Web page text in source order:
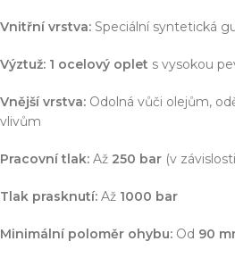
Vnitřní vrstva: Speciální syntetická
Výztuž: 1 ocelový oplet s vysokou
Vnější vrstva: Odolná vůči olejům,
vlivům
Pracovní tlak: Až 250 bar (v
Tlak prasknutí: Až 1000 bar
Minimální poloměr ohybu: Od 90